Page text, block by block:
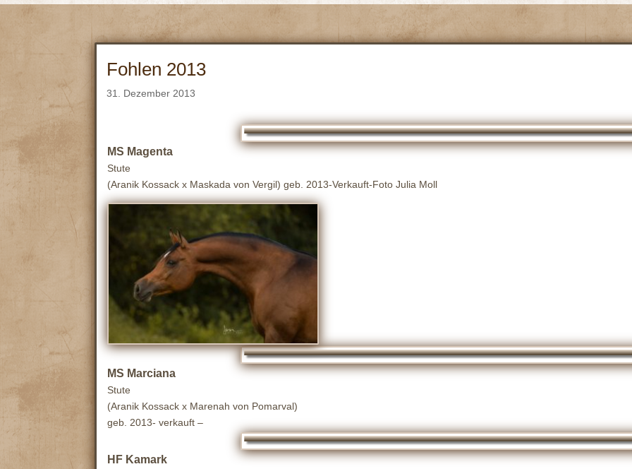
Fohlen 2013
31. Dezember 2013
MS Magenta
Stute
(Aranik Kossack x Maskada von Vergil) geb. 2013-Verkauft-Foto Julia Moll
MS Marciana
Stute
(Aranik Kossack x Marenah von Pomarval)
geb. 2013- verkauft –
HFKamark